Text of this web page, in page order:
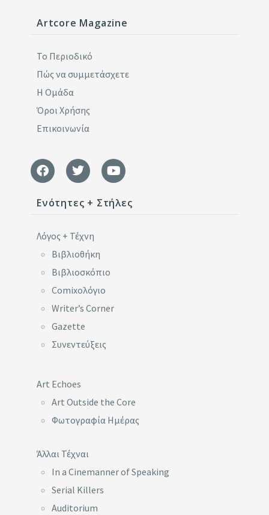
Artcore Magazine
Το Περιοδικό
Πώς να συμμετάσχετε
Η Ομάδα
Όροι Χρήσης
Επικοινωνία
Ενότητες + Στήλες
Λόγος + Τέχνη
Βιβλιοθήκη
Βιβλιοσκόπιο
Comixoλόγιο
Writer’s Corner
Gazette
Συνεντεύξεις
Art Echoes
Art Outside the Core
Φωτογραφία Ημέρας
Άλλαι Τέχναι
In a Cinemanner of Speaking
Serial Killers
Auditorium